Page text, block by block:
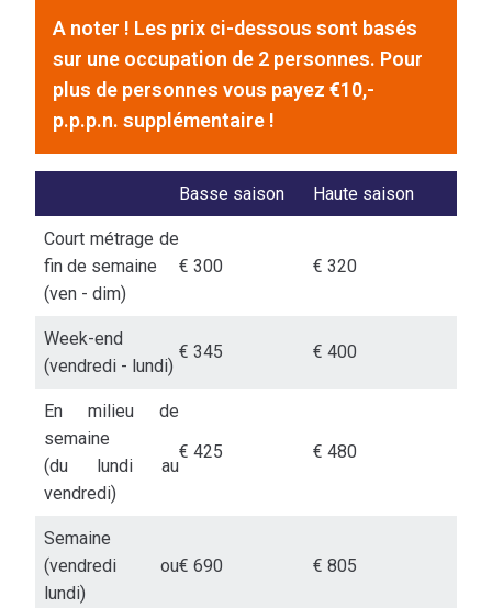
A noter ! Les prix ci-dessous sont basés
sur une occupation de 2 personnes. Pour
plus de personnes vous payez €10,-
p.p.p.n. supplémentaire !
Basse saison Haute saison
Court métrage de
fin de semaine
(ven - dim)
€ 300 €320
Week-end
(vendredi - lundi)
€ 345 €400
En milieu de
semaine
(du lundi au
vendredi)
€ 425 €480
Semaine
(vendredi ou
lundi)
€ 690 €805